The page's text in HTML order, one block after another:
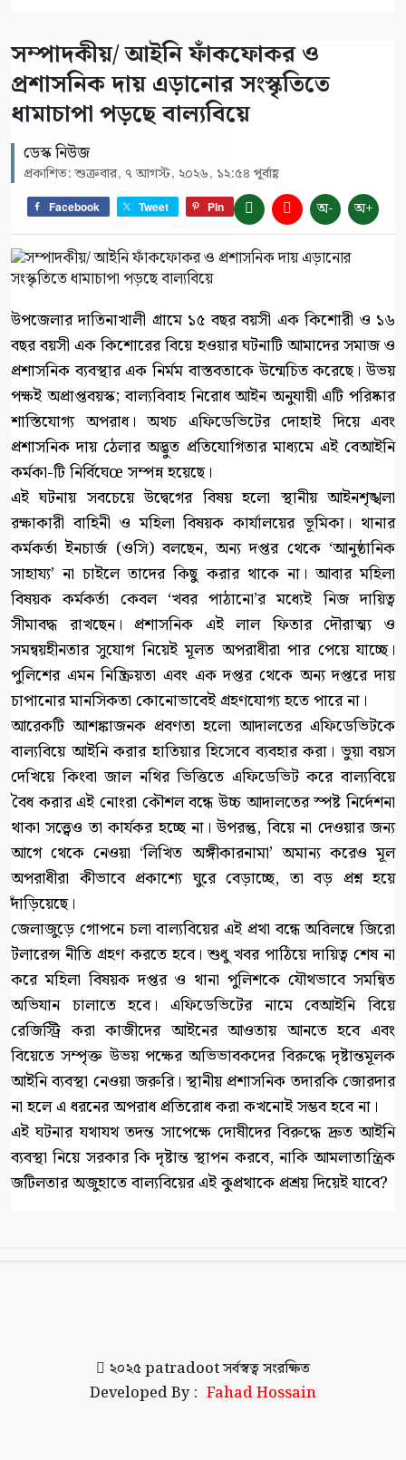
সম্পাদকীয়/ আইনি ফাঁকফোকর ও
প্রশাসনিক দায় এড়ানোর সংস্কৃতিতে
ধামাচাপা পড়ছে বাল্যবিয়ে
ডেস্ক নিউজ
প্রকাশিত: শুক্রবার, ৭ আগস্ট, ২০২৬, ১২:৫৪ পূর্বাহ্ণ
Facebook Tweet Pin অ- অ+
উপজেলার দাতিনাখালী গ্রামে ১৫ বছর বয়সী এক কিশোরী ও ১৬
বছর বয়সী এক কিশোরের বিয়ে হওয়ার ঘটনাটি আমাদের সমাজ ও
প্রশাসনিক ব্যবস্থার এক নির্মম বাস্তবতাকে উন্মেচিত করেছে। উভয়
পক্ষই অপ্রাপ্তবয়স্ক; বাল্যবিবাহ নিরোধ আইন অনুযায়ী এটি পরিষ্কার
শাস্তিযোগ্য অপরাধ। অথচ এফিডেভিটের দোহাই দিয়ে এবং
প্রশাসনিক দায় ঠেলার অদ্ভুত প্রতিযোগিতার মাধ্যমে এই বেআইনি
কর্মকা-টি নির্বিঘেœ সম্পন্ন হয়েছে।
এই ঘটনায় সবচেয়ে উদ্বেগের বিষয় হলো স্থানীয় আইনশৃঙ্খলা
রক্ষাকারী বাহিনী ও মহিলা বিষয়ক কার্যালয়ের ভূমিকা। থানার
কর্মকর্তা ইনচার্জ (ওসি) বলছেন, অন্য দপ্তর থেকে ‘আনুষ্ঠানিক
সাহায্য’ না চাইলে তাদের কিছু করার থাকে না। আবার মহিলা
বিষয়ক কর্মকর্তা কেবল ‘খবর পাঠানো’র মধ্যেই নিজ দায়িত্ব
সীমাবদ্ধ রাখছেন। প্রশাসনিক এই লাল ফিতার দৌরাত্ম্য ও
সমন্বয়হীনতার সুযোগ নিয়েই মূলত অপরাধীরা পার পেয়ে যাচ্ছে।
পুলিশের এমন নিষ্ক্রিয়তা এবং এক দপ্তর থেকে অন্য দপ্তরে দায়
চাপানোর মানসিকতা কোনোভাবেই গ্রহণযোগ্য হতে পারে না।
আরেকটি আশঙ্কাজনক প্রবণতা হলো আদালতের এফিডেভিটকে
বাল্যবিয়ে আইনি করার হাতিয়ার হিসেবে ব্যবহার করা। ভুয়া বয়স
দেখিয়ে কিংবা জাল নথির ভিত্তিতে এফিডেভিট করে বাল্যবিয়ে
বৈধ করার এই নোংরা কৌশল বন্ধে উচ্চ আদালতের স্পষ্ট নির্দেশনা
থাকা সত্ত্বেও তা কার্যকর হচ্ছে না। উপরন্তু, বিয়ে না দেওয়ার জন্য
আগে থেকে নেওয়া ‘লিখিত অঙ্গীকারনামা’ অমান্য করেও মূল
অপরাধীরা কীভাবে প্রকাশ্যে ঘুরে বেড়াচ্ছে, তা বড় প্রশ্ন হয়ে
দাঁড়িয়েছে।
জেলাজুড়ে গোপনে চলা বাল্যবিয়ের এই প্রথা বন্ধে অবিলম্বে জিরো
টলারেন্স নীতি গ্রহণ করতে হবে। শুধু খবর পাঠিয়ে দায়িত্ব শেষ না
করে মহিলা বিষয়ক দপ্তর ও থানা পুলিশকে যৌথভাবে সমন্বিত
অভিযান চালাতে হবে। এফিডেভিটের নামে বেআইনি বিয়ে
রেজিস্ট্রি করা কাজীদের আইনের আওতায় আনতে হবে এবং
বিয়েতে সম্পৃক্ত উভয় পক্ষের অভিভাবকদের বিরুদ্ধে দৃষ্টান্তমূলক
আইনি ব্যবস্থা নেওয়া জরুরি। স্থানীয় প্রশাসনিক তদারকি জোরদার
না হলে এ ধরনের অপরাধ প্রতিরোধ করা কখনোই সম্ভব হবে না।
এই ঘটনার যথাযথ তদন্ত সাপেক্ষে দোষীদের বিরুদ্ধে দ্রুত আইনি
ব্যবস্থা নিয়ে সরকার কি দৃষ্টান্ত স্থাপন করবে, নাকি আমলাতান্ত্রিক
জটিলতার অজুহাতে বাল্যবিয়ের এই কুপ্রথাকে প্রশ্রয় দিয়েই যাবে?
২০২৫ patradootসর্বস্বত্ব সংরক্ষিত
Developed By : Fahad Hossain